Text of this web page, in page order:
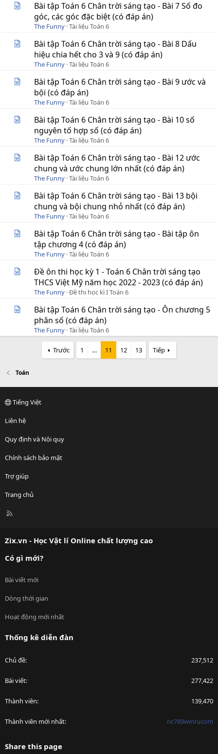
Bài tập Toán 6 Chân trời sáng tạo - Bài 7 Số đo
góc, các góc đặc biệt (có đáp án)
The Funny Tài liệu Toán 6
Bài tập Toán 6 Chân trời sáng tạo - Bài 8 Dấu
hiệu chia hết cho 3 và 9 (có đáp án)
The Funny Tài liệu Toán 6
Bài tập Toán 6 Chân trời sáng tạo - Bài 9 ước và
bội (có đáp án)
The Funny Tài liệu Toán 6
Bài tập Toán 6 Chân trời sáng tạo - Bài 10 số
nguyên tố hợp số (có đáp án)
The Funny Tài liệu Toán 6
Bài tập Toán 6 Chân trời sáng tạo - Bài 12 ước
chung và ước chung lớn nhất (có đáp án)
The Funny Tài liệu Toán 6
Bài tập Toán 6 Chân trời sáng tạo - Bài 13 bội
chung và bội chung nhỏ nhất (có đáp án)
The Funny Tài liệu Toán 6
Bài tập Toán 6 Chân trời sáng tạo - Bài tập ôn
tập chương 4 (có đáp án)
The Funny Tài liệu Toán 6
Đề ôn thi học kỳ 1 - Toán 6 Chân trời sáng tạo
THCS Việt Mỹ năm học 2022 - 2023 (có đáp án)
The Funny Đề thi học kì I Toán 6
Bài tập Toán 6 Chân trời sáng tạo - Ôn chương 5
phân số (có đáp án)
The Funny Tài liệu Toán 6
Trước 1 … 11 12 13 Tiếp
Toán
Tiếng Việt
Liên hệ
Quy định và Nội quy
Chính sách bảo mật
Trợ giúp
Trang chủ
R
Zix.vn - Học Vật lí Online chất lượng cao
Có gì mới?
Bài viết mới
Dòng thời gian
Hoạt động mới nhất
Thống kê diễn đàn
Chủ đề 237,512
Bài viết 277,422
Thành viên 139,470
Thành viên mới nhất nc789winrucom
Share this page